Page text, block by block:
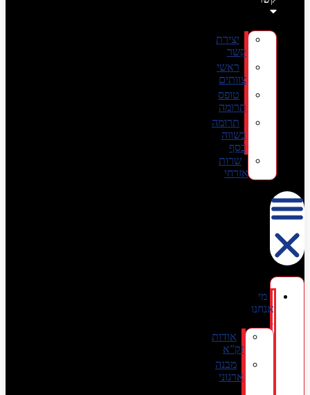
יצירת
קשר
ראשי
צוותים
טופס
תרומה
תרומה
בשווה
כסף
שרות
אזרחי
מי
אנחנו
אודות
זק”א
מבנה
ארגוני